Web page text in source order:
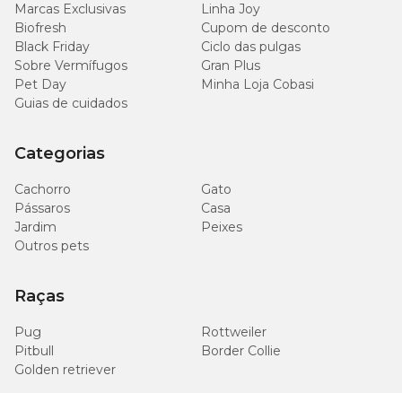
Marcas Exclusivas
Linha Joy
Biofresh
Cupom de desconto
Black Friday
Ciclo das pulgas
Sobre Vermífugos
Gran Plus
Pet Day
Minha Loja Cobasi
Guias de cuidados
Categorias
Cachorro
Gato
Pássaros
Casa
Jardim
Peixes
Outros pets
Raças
Pug
Rottweiler
Pitbull
Border Collie
Golden retriever